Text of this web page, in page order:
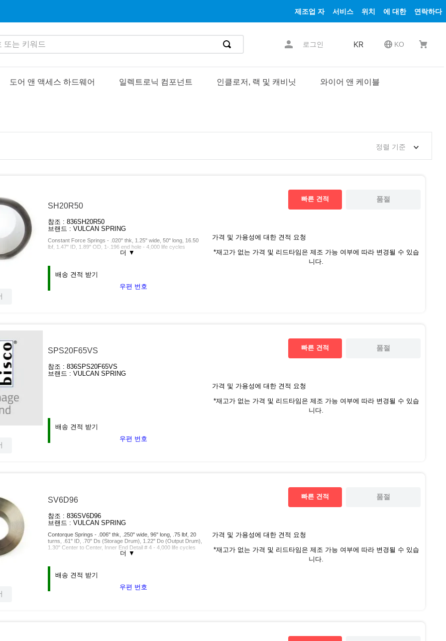
제조업 자 서비스 위치 에 대한 연락하다
는 키워드
로그인 KR KO
도어 앤 액세스 하드웨어 일렉트로닉 컴포넌트 인클로저, 랙 및 캐비닛 와이어 앤 케이블
정렬 기준
SH20R50
참조 :836SH20R50
브랜드 :VULCAN SPRING
Constant Force Springs - .020" thk, 1.25" wide, 50" long, 16.50
lbf, 1.47" ID, 1.89" OD, 1-.196 end hole - 4,000 life cycles
더 ▼
배송 견적 받기
우편 번호
빠른 견적 품절
가격 및 가용성에 대한 견적 요청
*재고가 없는 가격 및 리드타임은 제조 가능 여부에 따라 변경될 수 있습
니다.
SPS20F65VS
참조 :836SPS20F65VS
브랜드 :VULCAN SPRING
배송 견적 받기
우편 번호
빠른 견적 품절
가격 및 가용성에 대한 견적 요청
*재고가 없는 가격 및 리드타임은 제조 가능 여부에 따라 변경될 수 있습
니다.
SV6D96
참조 :836SV6D96
브랜드 :VULCAN SPRING
Contorque Springs - .006" thk, .250" wide, 96" long, .75 lbf, 20
turns, .61" ID, .70" Ds (Storage Drum), 1.22" Do (Output Drum),
1.30" Center to Center, Inner End Detail # 4 - 4,000 life cycles
더 ▼
배송 견적 받기
우편 번호
빠른 견적 품절
가격 및 가용성에 대한 견적 요청
*재고가 없는 가격 및 리드타임은 제조 가능 여부에 따라 변경될 수 있습
니다.